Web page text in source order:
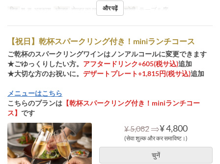
दिन श, स, अवकाश भोजन दोपहर का खाना सीट की श्रेणी テーブル席
और पढ़ें
【祝日】乾杯スパークリング付き！miniランチコース
ご乾杯のスパークリングワインはノンアルコールに変更できます
★ごゆっくりしたい方。 アフタードリンク+605(税サ込)追加
★大切な方のお祝いに。 デザートプレート+1,815円(税サ込)追加
メニューはこちら
こちらのプランは 【乾杯スパークリング付き！miniランチコー
ス】 です
¥ 5,082 ⇒¥ 4,800
(सेवा शुल्क और कर समाविष्ट।)
चुनें